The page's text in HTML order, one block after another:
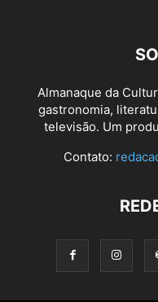
Almanaque da
gastronomia,
televisão. Um
Contato: